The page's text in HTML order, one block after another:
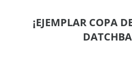
¡EJEMPLAR COPA